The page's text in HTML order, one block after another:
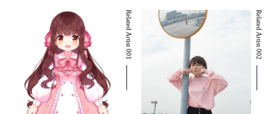
Related Artist 001 Related Artist 002